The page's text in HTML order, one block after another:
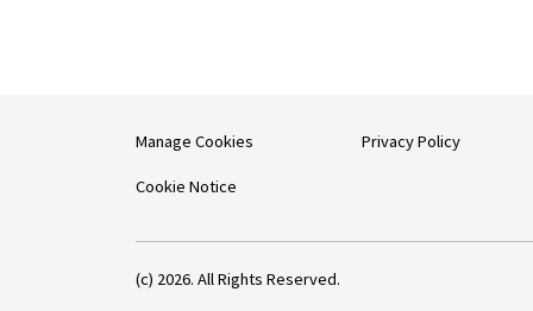
Manage Cookies
Cookie Notice
Privacy Policy
(c) 2026. All Rights Reserved.